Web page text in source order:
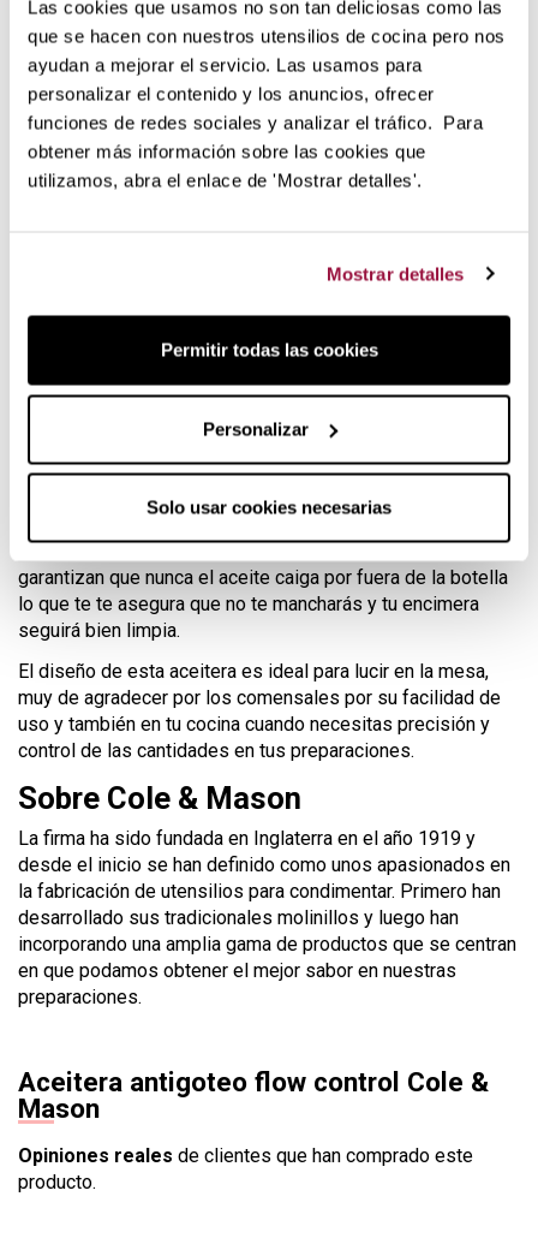
Las cookies que usamos no son tan deliciosas como las
que se hacen con nuestros utensilios de cocina pero nos
ayudan a mejorar el servicio. Las usamos para
personalizar el contenido y los anuncios, ofrecer
funciones de redes sociales y analizar el tráfico. Para
obtener más información sobre las cookies que
utilizamos, abra el enlace de 'Mostrar detalles'.
Mostrar detalles
Permitir todas las cookies
Personalizar
Solo usar cookies necesarias
producto lo puedes utilizar para todo tipo de aceites,
vinagres y salsas que no sean espesas.
Te la presentamos en el siguiente
vídeo:
Para facilitar la demostración se ha elegido el modelo de 1
litro de capacidad. El modelo que tenemos a la venta es de
El sistema antigoteo de la aceitera Cole & Mason
garantizan que nunca el aceite caiga por fuera de la botella
lo que te te asegura que no te mancharás y tu encimera
seguirá bien limpia.
El diseño de esta aceitera es ideal para lucir en la mesa,
muy de agradecer por los comensales por su facilidad de
uso y también en tu cocina cuando necesitas precisión y
control de las cantidades en tus preparaciones.
Sobre Cole & Mason
La firma ha sido fundada en Inglaterra en el año 1919 y
desde el inicio se han definido como unos apasionados en
la fabricación de utensilios para condimentar. Primero han
desarrollado sus tradicionales molinillos y luego han
incorporando una amplia gama de productos que se centran
en que podamos obtener el mejor sabor en nuestras
preparaciones.
Aceitera antigoteo flow control Cole &
Mason
Opiniones reales de clientes que han comprado este
producto.